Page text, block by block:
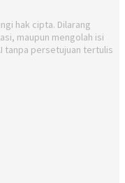
hak cipta. Dilarang
maupun mengolah isi
tanpa persetujuan tertulis